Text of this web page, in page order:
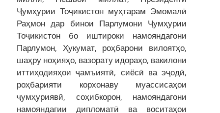
Ҷумҳурии Тоҷикистон муҳтарам Эмомалӣ
Раҳмон дар бинои Парлумони Ҷумҳурии
Тоҷикистон бо иштироки намояндагони
Парлумон, Ҳукумат, роҳбарони вилоятҳо,
шаҳру ноҳияҳо, вазорату идораҳо, вакилони
иттиҳодияҳои ҷамъиятӣ, сиёсӣ ва эҷодӣ,
роҳбарияти корхонаву муассисаҳои
ҷумҳуриявӣ, соҳибкорон, намояндагони
намояндагии дипломатӣ ва воситаҳои